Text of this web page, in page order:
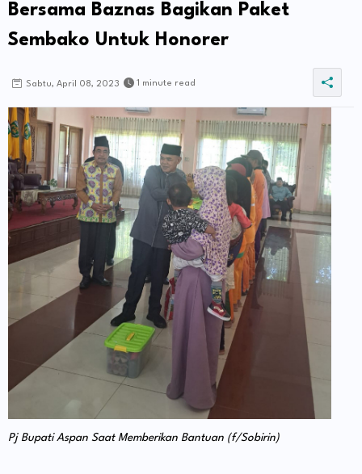
Bersama Baznas Bagikan Paket
Sembako Untuk Honorer
Sabtu, April 08, 2023 1 minute read
Pj Bupati Aspan Saat Memberikan Bantuan (f/Sobirin)